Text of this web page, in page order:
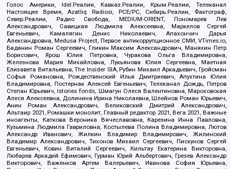
Голос Америки, Idel.Реалии, Кавказ.Реалии, Крым.Реалии, Телеканал
Настоящее Время, Azatliq Radiosi, PCE/PC, Сибирь.Реалии, Фактограф,
Север.Реалии, Радио Свобода, MEDIUM-ORIENT, Пономарев Лев
Александрович, Савицкая Людмила Алексеевна, Маркелов Сергей
Евгеньевич, Камалягин Денис Николаевич, Апахончич Дарья
Александровна, Medusa Project, Первое антикоррупционное СМИ, VTimes.io,
Баданин Роман Сергеевич, Гликин Максим Александрович, Маняхин Петр
Борисович, Ярош Юлия Петровна, Чуракова Ольга Владимировна,
Железнова Мария Михайловна, Лукьянова Юлия Сергеевна, Маетная
Елизавета Витальевна, The Insider SIA, Рубин Михаил Аркадьевич, Гройсман
Софья Романовна, Рождественский Илья Дмитриевич, Апухтина Юлия
Владимировна, Постернак Алексей Евгеньевич, Телеканал Дождь, Петров
Степан Юрьевич, Istories fonds, Шмагун Олеся Валентиновна, Мароховская
Алеся Алексеевна, Долинина Ирина Николаевна, Шлейнов Роман Юрьевич,
Анин Роман Александрович, Великовский Дмитрий Александрович,
Альтаир 2021, Ромашки монолит, Главный редактор 2021, Вега 2021, Важные
иноагенты, Каткова Вероника Вячеславовна, Карезина Инна Павловна,
Кузьмина Людмила Гавриловна, Костылева Полина Владимировна, Лютов
Александр Иванович, Жилкин Владимир Владимирович, Жилинский
Владимир Александрович, Тихонов Михаил Сергеевич, Пискунов Сергей
Евгеньевич, Ковин Виталий Сергеевич, Кильтау Екатерина Викторовна,
Любарев Аркадий Ефимович, Гурман Юрий Альбертович, Грезев Александр
Викторович, Важенков Артем Валерьевич, Иванова София Юрьевна,